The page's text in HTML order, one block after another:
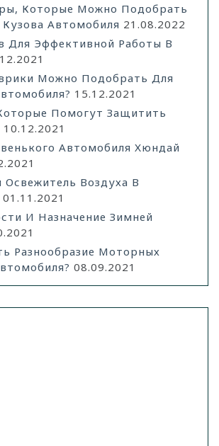
Которые Можно Подобрать
Автомобиля 21.08.2022
Для Эффективной Работы В
Можно Подобрать Для
15.12.2021
Помогут Защитить
10.12.2021
Автомобиля Хюндай
Воздуха В
01.11.2021
И Назначение Зимней
Разнообразие Моторных
08.09.2021